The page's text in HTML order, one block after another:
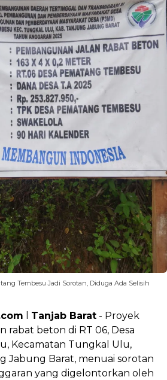
Tembesu Jadi Sorotan, Diduga Ada Selisih
Tanjab Barat - Proyek
rabat beton di RT 06, Desa
Kecamatan Tungkal Ulu,
Jabung Barat, menuai sorotan
yang digelontorkan oleh